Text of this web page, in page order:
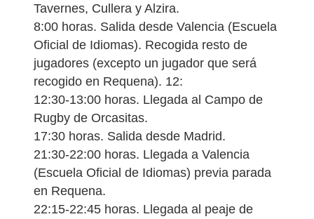
Tavernes, Cullera y Alzira.
8:00 horas. Salida desde Valencia (Escuela
Oficial de Idiomas). Recogida resto de
jugadores (excepto un jugador que será
recogido en Requena). 12:
12:30-13:00 horas. Llegada al Campo de
Rugby de Orcasitas.
17:30 horas. Salida desde Madrid.
21:30-22:00 horas. Llegada a Valencia
(Escuela Oficial de Idiomas) previa parada
en Requena.
22:15-22:45 horas. Llegada al peaje de